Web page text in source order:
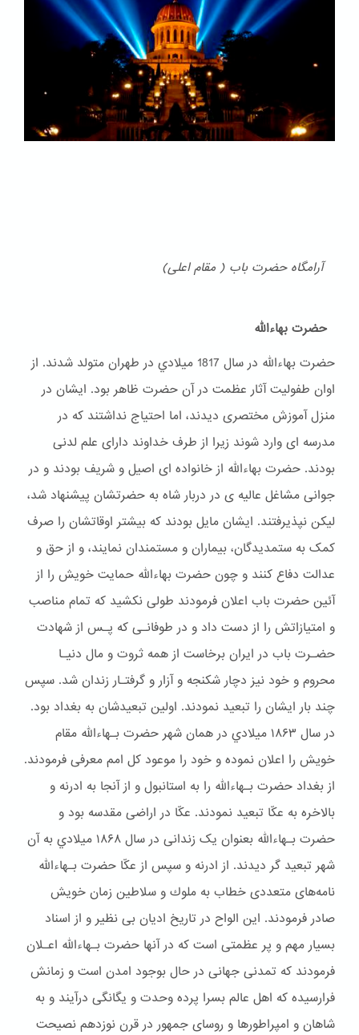
آرامگاه حضرت باب ( مقام اعلی)
حضرت بهاءالله
حضرت بهاءالله در سال 1817 ميلادي در طهران متولد شدند. از
اوان طفولیت آثار عظمت در آن حضرت ظاهر بود. ایشان در
منزل آموزش مختصری دیدند، اما احتیاج نداشتند که در
مدرسه ای وارد شوند زیرا از طرف خداوند دارای علم لدنی
بودند. حضرت بهاءالله از خانواده ای اصیل و شریف بودند و در
جوانی مشاغل عالیه ی در دربار شاه به حضرتشان پیشنهاد شد،
لیکن نپذیرفتند. ایشان مایل بودند که بیشتر اوقاتشان را صرف
کمک به ستمدیدگان، بیماران و مستمندان نمایند، و از حق و
عدالت دفاع کنند و چون حضرت بهاءالله حمایت خویش را از
آئین حضرت باب اعلان فرمودند طولی نکشید که تمام مناصب
و امتیازاتش را از دست داد و در طوفانـی که پـس از شهادت
حضـرت باب در ایران برخاست از همه ثروت و مال دنیـا
محروم و خود نیز دچار شكنجه و آزار و گرفتـار زندان شد. سپس
چند بار ایشان را تبعید نمودند. اولین تبعیدشان به بغداد بود.
در سال ۱۸۶۳ ميلادي در همان شهر حضرت بـهاءالله مقام
خويش را اعلان نموده و خود را موعود کل امم معرفی فرمودند.
از بغداد حضرت بـهاءالله را به استانبول و از آنجا به ادرنه و
بالاخره به عکّا تبعید نمودند. عکّا در اراضی مقدسه بود و
حضرت بـهاءالله بعنوان یک زندانی در سال ۱۸۶۸ ميلادي به آن
شهر تبعيد گر ديدند. از ادرنه و سپس از عکّا حضرت بـهاءالله
نامه‌های متعددی خطاب به ملوك و سلاطین زمان خویش
صادر فرمودند. این الواح در تاریخ ادیان بی نظیر و از اسناد
بسیار مهم و پر عظمتی است که در آنها حضرت بـهاءالله اعـلان
فرمودند که تمدنی جهانی در حال بوجود امدن است و زمانش
فرارسیده که اهل عالم بسرا پرده وحدت و یگانگی درآیند و به
شاهان و امپراطورها و روسای جمهور در قرن نوزدهم نصیحت